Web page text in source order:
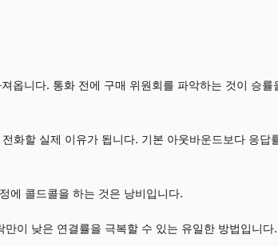
옵니다. 통화 전에 구매 위원회를 파악하는 것이 승률
화할 실제 이유가 됩니다. 기본 아웃바운드보다 응답
에 콜드콜을 하는 것은 낭비입니다.
이 낮은 연결률을 극복할 수 있는 유일한 방법입니다.